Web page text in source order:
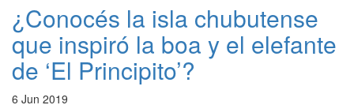
¿Conocés la isla chubutense
que inspiró la boa y el elefante
de ‘El Principito’?
6 Jun 2019